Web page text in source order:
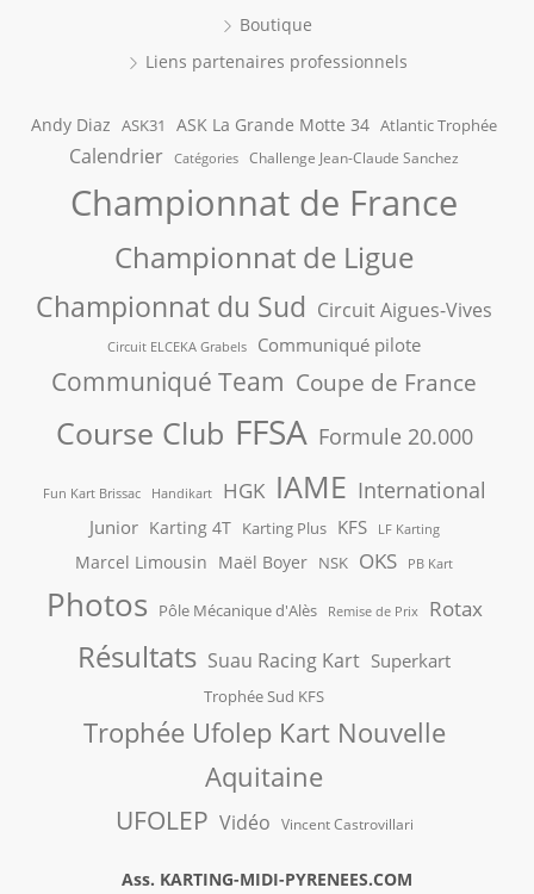
Boutique
Liens partenaires professionnels
Andy Diaz ASK31 ASK La Grande Motte 34 Atlantic Trophée
Calendrier Catégories Challenge Jean-Claude Sanchez
Championnat de France
Championnat de Ligue
Championnat du Sud Circuit Aigues-Vives
Circuit ELCEKA Grabels Communiqué pilote
Communiqué Team Coupe de France
Course Club FFSA Formule 20.000
Fun Kart Brissac Handikart HGK IAME International
Junior Karting 4T Karting Plus KFS LF Karting
Marcel Limousin Maël Boyer NSK OKS PB Kart
Photos Pôle Mécanique d'Alès Remise de Prix Rotax
Résultats Suau Racing Kart Superkart
Trophée Sud KFS
Trophée Ufolep Kart Nouvelle
Aquitaine
UFOLEP Vidéo Vincent Castrovillari
Ass. KARTING-MIDI-PYRENEES.COM